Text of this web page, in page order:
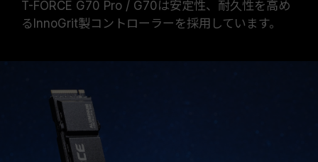
T-FORCE G70 Pro / G70は安定性、耐久性を高め
るInnoGrit製コントローラーを採用しています。